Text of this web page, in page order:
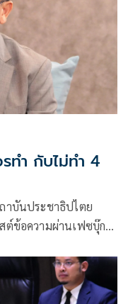
ำ กับไม่ทำ 4
าบันประชาธิปไตย
ข้อความผ่านเฟซบุ๊กว่า